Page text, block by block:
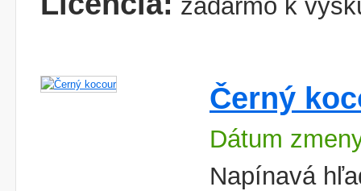
zadarmo k
Černý
Dátum
Napínavá